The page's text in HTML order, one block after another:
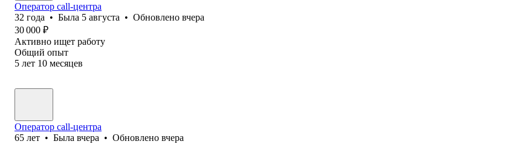
Оператор call-центра
32 года • Была 5 августа • Обновлено вчера
30 000 ₽
Активно ищет работу
Общий опыт
5 лет 10 месяцев
Оператор call-центра
65 лет • Была вчера • Обновлено вчера